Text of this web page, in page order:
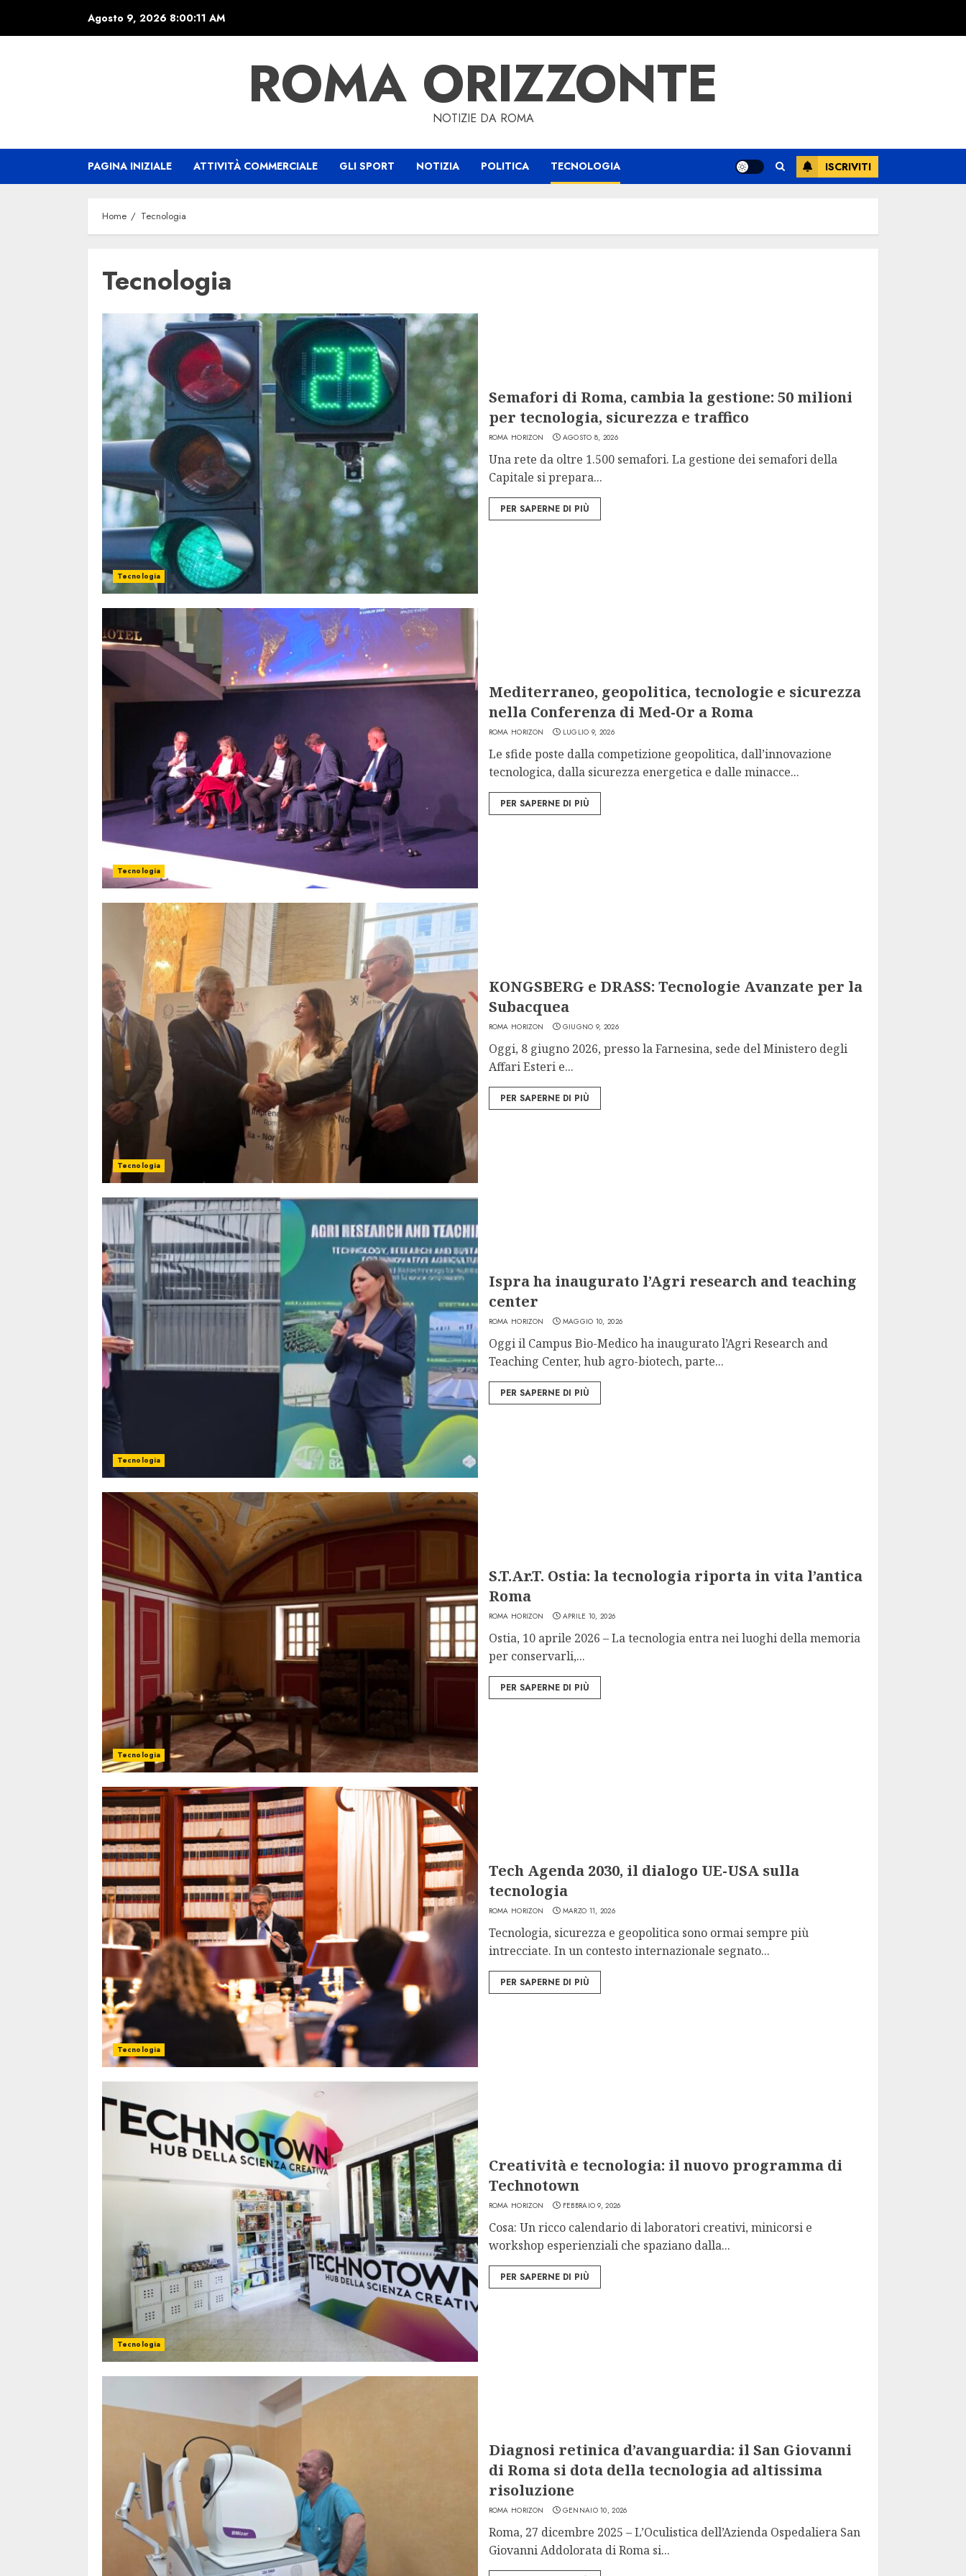
Agosto 9, 2026 8:00:12 AM
ROMA ORIZZONTE
NOTIZIE DA ROMA
PAGINA INIZIALE ATTIVITÀ COMMERCIALE GLI SPORT NOTIZIA POLITICA TECNOLOGIA ISCRIVITI
Home Tecnologia
Tecnologia
Tecnologia
Semafori di Roma, cambia la gestione: 50 milioni
per tecnologia, sicurezza e traffico
ROMA HORIZON AGOSTO 8, 2026
Una rete da oltre 1.500 semafori. La gestione dei semafori della
Capitale si prepara...
PER SAPERNE DI PIÙ
Tecnologia
Mediterraneo, geopolitica, tecnologie e sicurezza
nella Conferenza di Med-Or a Roma
ROMA HORIZON LUGLIO 9, 2026
Le sfide poste dalla competizione geopolitica, dall’innovazione
tecnologica, dalla sicurezza energetica e dalle minacce...
PER SAPERNE DI PIÙ
Tecnologia
KONGSBERG e DRASS: Tecnologie Avanzate per la
Subacquea
ROMA HORIZON GIUGNO 9, 2026
Oggi, 8 giugno 2026, presso la Farnesina, sede del Ministero degli
Affari Esteri e...
PER SAPERNE DI PIÙ
Tecnologia
Ispra ha inaugurato l’Agri research and teaching
center
ROMA HORIZON MAGGIO 10, 2026
Oggi il Campus Bio-Medico ha inaugurato l’Agri Research and
Teaching Center, hub agro-biotech, parte...
PER SAPERNE DI PIÙ
Tecnologia
S.T.Ar.T. Ostia: la tecnologia riporta in vita l’antica
Roma
ROMA HORIZON APRILE 10, 2026
Ostia, 10 aprile 2026 – La tecnologia entra nei luoghi della memoria
per conservarli,...
PER SAPERNE DI PIÙ
Tecnologia
Tech Agenda 2030, il dialogo UE-USA sulla
tecnologia
ROMA HORIZON MARZO 11, 2026
Tecnologia, sicurezza e geopolitica sono ormai sempre più
intrecciate. In un contesto internazionale segnato...
PER SAPERNE DI PIÙ
Tecnologia
Creatività e tecnologia: il nuovo programma di
Technotown
ROMA HORIZON FEBBRAIO 9, 2026
Cosa: Un ricco calendario di laboratori creativi, minicorsi e
workshop esperienziali che spaziano dalla...
PER SAPERNE DI PIÙ
Diagnosi retinica d’avanguardia: il San Giovanni
di Roma si dota della tecnologia ad altissima
risoluzione
ROMA HORIZON GENNAIO 10, 2026
Roma, 27 dicembre 2025 – L’Oculistica dell’Azienda Ospedaliera San
Giovanni Addolorata di Roma si...